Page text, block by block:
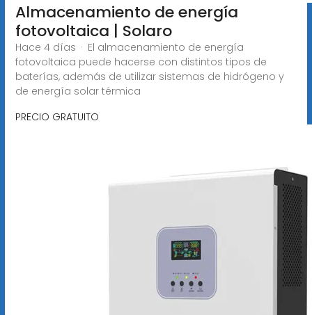
Almacenamiento de energía
fotovoltaica | Solaro
Hace 4 días · El almacenamiento de energía
fotovoltaica puede hacerse con distintos tipos de
baterías, además de utilizar sistemas de hidrógeno y
de energía solar térmica
PRECIO GRATUITO